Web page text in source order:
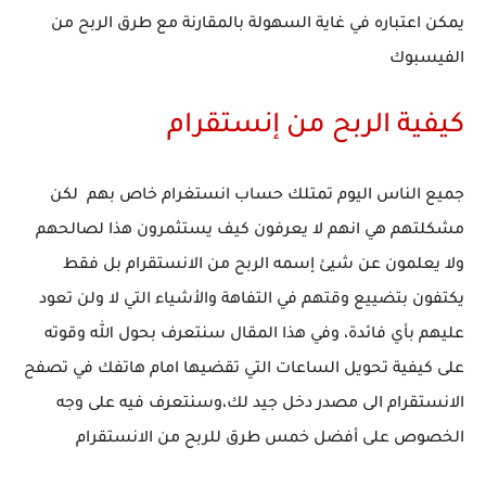
يمكن اعتباره في غاية السهولة بالمقارنة مع طرق الربح من
الفيسبوك
كيفية الربح من إنستقرام
جميع الناس اليوم تمتلك حساب انستغرام خاص بهم لكن
مشكلتهم هي انهم لا يعرفون كيف يستثمرون هذا لصالحهم
ولا يعلمون عن شيئ إسمه الربح من الانستقرام بل فقط
يكتفون بتضييع وقتهم في التفاهة والأشياء التي لا ولن تعود
عليهم بأي فائدة، وفي هذا المقال سنتعرف بحول الله وقوته
على كيفية تحويل الساعات التي تقضيها امام هاتفك في تصفح
الانستقرام الى مصدر دخل جيد لك،وسنتعرف فيه على وجه
الخصوص على أفضل خمس طرق للربح من الانستقرام